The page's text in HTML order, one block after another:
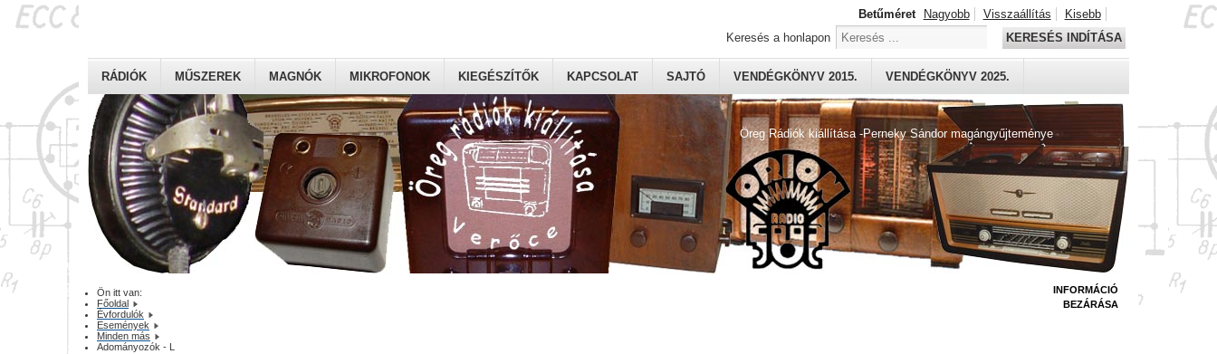
Öreg Rádiók kiállítása -Perneky Sándor magángyűjteménye
RÁDIÓK MŰSZEREK MAGNÓK MIKROFONOK KIEGÉSZÍTŐK KAPCSOLAT SAJTÓ VENDÉGKÖNYV 2015. VENDÉGKÖNYV 2025.
Betűméret Nagyobb Visszaállítás
Kisebb
Keresés a honlapon
KERESÉS INDÍTÁSA
Ön itt van:
Főoldal
Évfordulók
Események
Minden más
Adományozók - L
INFORMÁCIÓ
BEZÁRÁSA